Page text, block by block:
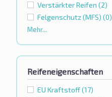
Verstärkter Reifen (2)
Felgenschutz (MFS) (0)
Mehr...
Reifeneigenschaften
EU Kraftstoff(17)